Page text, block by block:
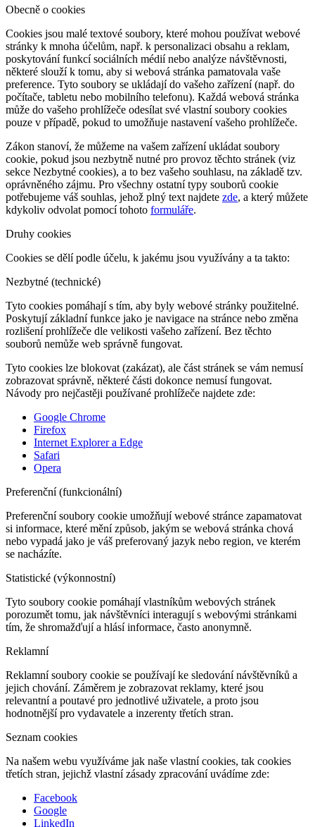
Obecně o cookies
Cookies jsou malé textové soubory, které mohou používat webové
stránky k mnoha účelům, např. k personalizaci obsahu a reklam,
poskytování funkcí sociálních médií nebo analýze návštěvnosti,
některé slouží k tomu, aby si webová stránka pamatovala vaše
preference. Tyto soubory se ukládají do vašeho zařízení (např. do
počítače, tabletu nebo mobilního telefonu). Každá webová stránka
může do vašeho prohlížeče odesílat své vlastní soubory cookies
pouze v případě, pokud to umožňuje nastavení vašeho prohlížeče.
Zákon stanoví, že můžeme na vašem zařízení ukládat soubory
cookie, pokud jsou nezbytně nutné pro provoz těchto stránek (viz
sekce Nezbytné cookies), a to bez vašeho souhlasu, na základě tzv.
oprávněného zájmu. Pro všechny ostatní typy souborů cookie
potřebujeme váš souhlas, jehož plný text najdete zde, a který můžete
kdykoliv odvolat pomocí tohoto formuláře.
Druhy cookies
Cookies se dělí podle účelu, k jakému jsou využívány a ta takto:
Nezbytné (technické)
Tyto cookies pomáhají s tím, aby byly webové stránky použitelné.
Poskytují základní funkce jako je navigace na stránce nebo změna
rozlišení prohlížeče dle velikosti vašeho zařízení. Bez těchto
souborů nemůže web správně fungovat.
Tyto cookies lze blokovat (zakázat), ale část stránek se vám nemusí
zobrazovat správně, některé části dokonce nemusí fungovat.
Návody pro nejčastěji používané prohlížeče najdete zde:
Google Chrome
Firefox
Internet Explorer a Edge
Safari
Opera
Preferenční (funkcionální)
Preferenční soubory cookie umožňují webové stránce zapamatovat
si informace, které mění způsob, jakým se webová stránka chová
nebo vypadá jako je váš preferovaný jazyk nebo region, ve kterém
se nacházíte.
Statistické (výkonnostní)
Tyto soubory cookie pomáhají vlastníkům webových stránek
porozumět tomu, jak návštěvníci interagují s webovými stránkami
tím, že shromažďují a hlásí informace, často anonymně.
Reklamní
Reklamní soubory cookie se používají ke sledování návštěvníků a
jejich chování. Záměrem je zobrazovat reklamy, které jsou
relevantní a poutavé pro jednotlivé uživatele, a proto jsou
hodnotnější pro vydavatele a inzerenty třetích stran.
Seznam cookies
Na našem webu využíváme jak naše vlastní cookies, tak cookies
třetích stran, jejichž vlastní zásady zpracování uvádíme zde:
Facebook
Google
LinkedIn